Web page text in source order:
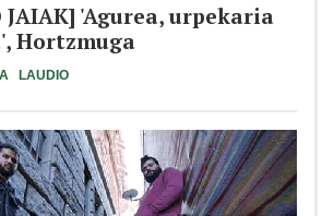
JAIAK] 'Agurea, urpekaria
Hortzmuga
LAUDIO